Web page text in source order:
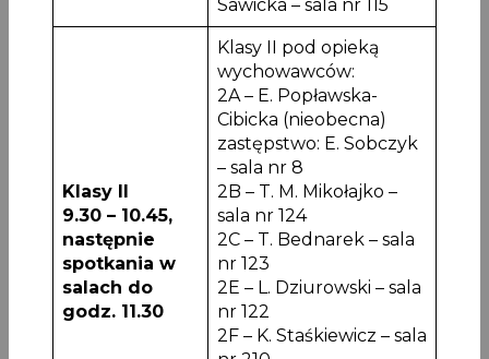
Sawicka – sala nr 115
Klasy II
9.30 – 10.45,
następnie
spotkania w
salach do
godz. 11.30
Klasy II pod opieką
wychowawców:
2A – E. Popławska-
Cibicka (nieobecna)
zastępstwo: E. Sobczyk
– sala nr 8
2B – T. M. Mikołajko –
sala nr 124
2C – T. Bednarek – sala
nr 123
2E – L. Dziurowski – sala
nr 122
2F – K. Staśkiewicz – sala